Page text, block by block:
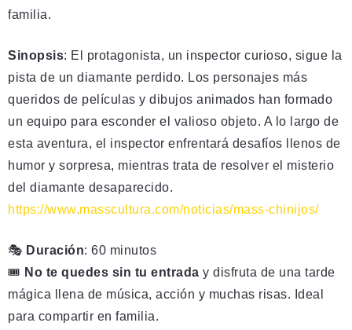
familia.
Sinopsis: El protagonista, un inspector curioso, sigue la
pista de un diamante perdido. Los personajes más
queridos de películas y dibujos animados han formado
un equipo para esconder el valioso objeto. A lo largo de
esta aventura, el inspector enfrentará desafíos llenos de
humor y sorpresa, mientras trata de resolver el misterio
del diamante desaparecido.
https://www.masscultura.com/noticias/mass-chinijos/
🎭 Duración: 60 minutos
🎟 No te quedes sin tu entrada y disfruta de una tarde
mágica llena de música, acción y muchas risas. Ideal
para compartir en familia.